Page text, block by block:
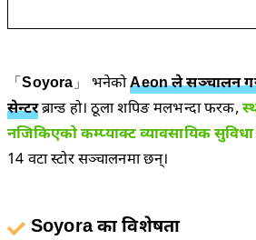
「Soyora」 भनेकोAeon ले सञ्चालन
सेन्टरब्रान्ड हो। ठूला शपिङ मलभन्दा फरक,
नजिकिएको कम्प्याक्ट व्यावसायिक सुविधा
14 वटा स्टोर सञ्चालनमा छन्।
Soyora का विशेषता